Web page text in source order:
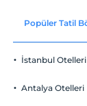
Check/out
En geç saat
Evcil Hayvan
Popüler Tatil
İstanbul Otelleri
Antalya Otelleri